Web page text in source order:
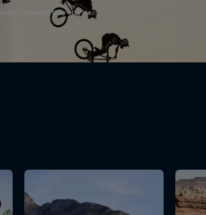
wywiady, filmy oraz nie …